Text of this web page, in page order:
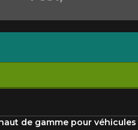
de gamme pour
Année
KM parcourus
Note
VOICI LES DIMENSIONS